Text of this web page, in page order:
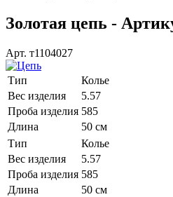
Золотая цепь -
Арт. т1104027
Тип
Колье
Вес изделия
5.57
Проба изделия 585
Длина
50 см
Тип
Колье
Вес изделия
5.57
Проба изделия 585
Длина
50 см